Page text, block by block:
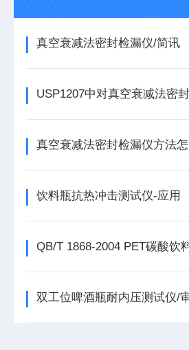
真空衰减法密封检漏仪/简讯
饮料瓶抗热冲击测试仪-应用